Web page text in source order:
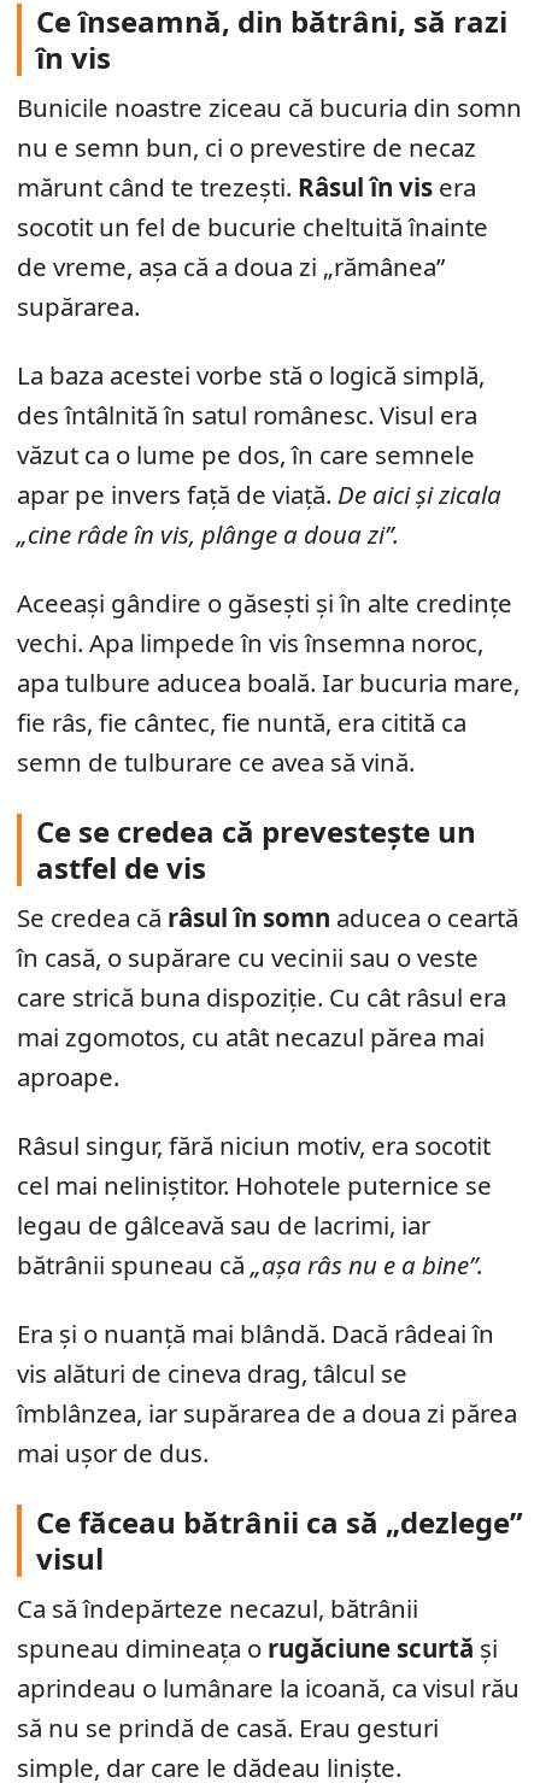
Ce înseamnă, din bătrâni, să razi
în vis
Bunicile noastre ziceau că bucuria din somn
nu e semn bun, ci o prevestire de necaz
mărunt când te trezești. Râsul în vis era
socotit un fel de bucurie cheltuită înainte
de vreme, așa că a doua zi „rămânea”
supărarea.
La baza acestei vorbe stă o logică simplă,
des întâlnită în satul românesc. Visul era
văzut ca o lume pe dos, în care semnele
apar pe invers față de viață. De aici și zicala
„cine râde în vis, plânge a doua zi”.
Aceeași gândire o găsești și în alte credințe
vechi. Apa limpede în vis însemna noroc,
apa tulbure aducea boală. Iar bucuria mare,
fie râs, fie cântec, fie nuntă, era citită ca
semn de tulburare ce avea să vină.
Ce se credea că prevestește un
astfel de vis
Se credea că râsul în somn aducea o ceartă
în casă, o supărare cu vecinii sau o veste
care strică buna dispoziție. Cu cât râsul era
mai zgomotos, cu atât necazul părea mai
aproape.
Râsul singur, fără niciun motiv, era socotit
cel mai neliniștitor. Hohotele puternice se
legau de gâlceavă sau de lacrimi, iar
bătrânii spuneau că „așa râs nu e a bine”.
Era și o nuanță mai blândă. Dacă râdeai în
vis alături de cineva drag, tâlcul se
îmblânzea, iar supărarea de a doua zi părea
mai ușor de dus.
Ce făceau bătrânii ca să „dezlege”
visul
Ca să îndepărteze necazul, bătrânii
spuneau dimineața o rugăciune scurtă și
aprindeau o lumânare la icoană, ca visul rău
să nu se prindă de casă. Erau gesturi
simple, dar care le dădeau liniște.